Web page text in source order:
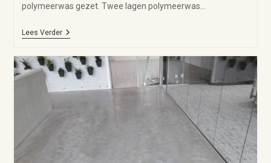
polymeerwas gezet. Twee lagen polymeerwas…
Lees Verder